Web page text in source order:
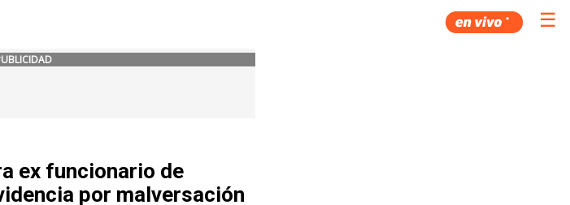
☰
ex funcionario de
por malversación